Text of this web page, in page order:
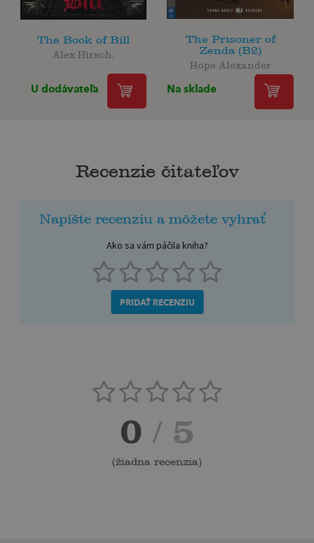
The Book of Bill
Alex Hirsch,
U dodávateľa
The Prisoner of
Zenda (B2)
Hope Alexander
Na sklade
Recenzie čitateľov
Napíšte recenziu a môžete vyhrať
Ako sa vám páčila kniha?
PRIDAŤ RECENZIU
0 / 5
(žiadna recenzia)